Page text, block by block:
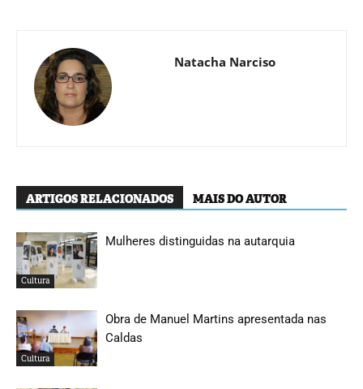
Natacha Narciso
ARTIGOS RELACIONADOS MAIS DO AUTOR
Cultura
Mulheres distinguidas na autarquia
Cultura
Obra de Manuel Martins apresentada nas
Caldas